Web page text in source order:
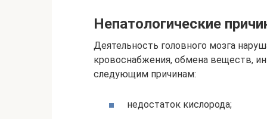
Непатологические
Деятельность головного мозга
кровоснабжения, обмена веществ,
следующим причинам:
недостаток кислорода;